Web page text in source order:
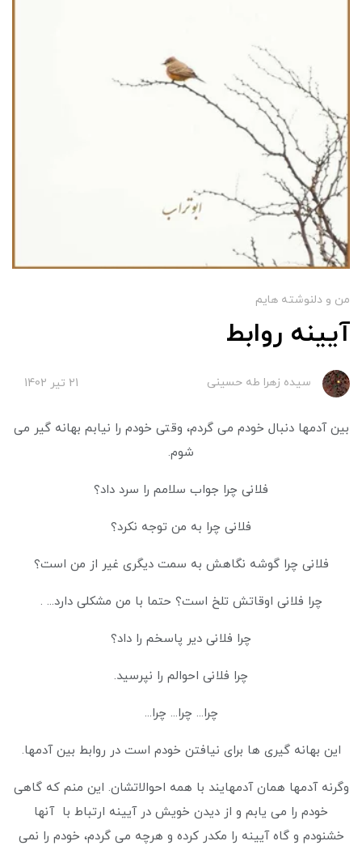
من و دلنوشته هایم
آیینه روابط
سیده زهرا طه حسینی 21 تير 1402
بین آدمها دنبال خودم می گردم، وقتی خودم را نیابم بهانه گیر می
شوم.
فلانی چرا جواب سلامم را سرد داد؟
فلانی چرا به من توجه نکرد؟
فلانی چرا گوشه نگاهش به سمت دیگری غیر از من است؟
چرا فلانی اوقاتش تلخ است؟ حتما با من مشکلی دارد... .
چرا فلانی دیر پاسخم را داد؟
چرا فلانی احوالم را نپرسید.
چرا... چرا... چرا...
این بهانه گیری ها برای نیافتن خودم است در روابط بین آدمها.
وگرنه آدمها همان آدمهایند با همه احوالاتشان. این منم که گاهی
خودم را می یابم و از دیدن خویش در آیینه ارتباط با آنها
خشنودم و گاه آیینه را مکدر کرده و هرچه می گردم، خودم را نمی